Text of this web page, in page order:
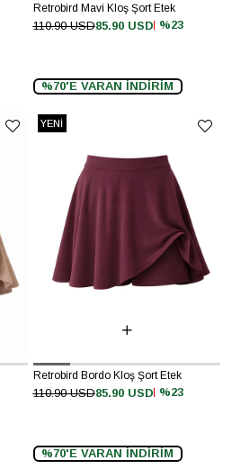
Retrobird Mavi Kloş Şort Etek
%23
85.90 USD
110.90 USD
%70'E VARAN İNDİRİM
Retrobird Bordo Kloş Şort Etek
%23
85.90 USD
110.90 USD
%70'E VARAN İNDİRİM
YENI